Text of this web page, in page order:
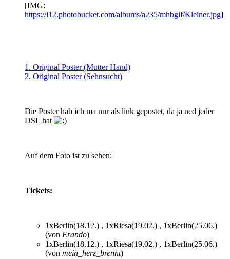
[IMG:
https://i12.photobucket.com/albums/a235/mhbgif/Kleiner.jpg]
1. Original Poster (Mutter Hand)
2. Original Poster (Sehnsucht)
Die Poster hab ich ma nur als link gepostet, da ja ned jeder
DSL hat
Auf dem Foto ist zu sehen:
Tickets:
1xBerlin(18.12.) , 1xRiesa(19.02.) , 1xBerlin(25.06.)
(von Erando)
1xBerlin(18.12.) , 1xRiesa(19.02.) , 1xBerlin(25.06.)
(von mein_herz_brennt)